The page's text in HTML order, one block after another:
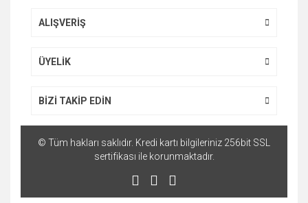
ALIŞVERİŞ
ÜYELİK
BİZİ TAKİP EDİN
© Tüm hakları saklıdır. Kredi kartı bilgileriniz 256bit SSL
sertifikası ile korunmaktadır.